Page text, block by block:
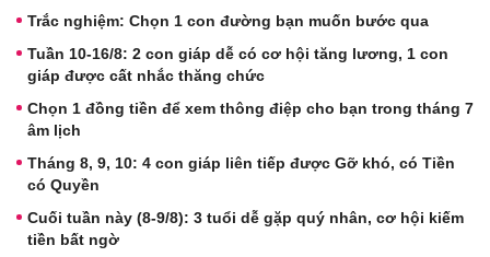
Trắc nghiệm: Chọn 1 con đường bạn muốn bước qua
Tuần 10-16/8: 2 con giáp dễ có cơ hội tăng lương, 1 con
giáp được cất nhắc thăng chức
Chọn 1 đồng tiền để xem thông điệp cho bạn trong tháng 7
âm lịch
Tháng 8, 9, 10: 4 con giáp liên tiếp được Gỡ khó, có Tiền
có Quyền
Cuối tuần này (8-9/8): 3 tuổi dễ gặp quý nhân, cơ hội kiếm
tiền bất ngờ